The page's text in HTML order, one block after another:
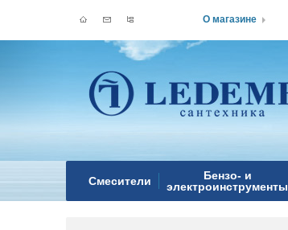
Смесители
Бензо- и
электроинструменты
О магазине